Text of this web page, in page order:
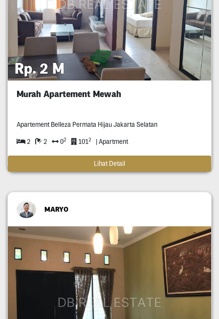
Rp. 2 M
Murah Apartement Mewah
Apartement Belleza Permata Hijau Jakarta Selatan
2 2 02 1012 | Apartment
Lihat Detail
MARYO